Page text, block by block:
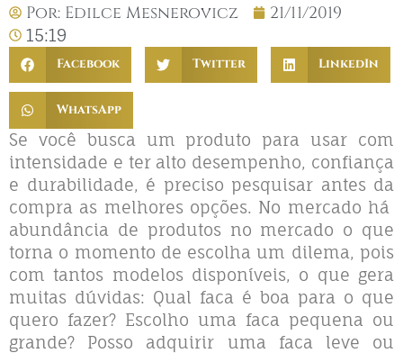
Por: Edilce Mesnerovicz 21/11/2019
15:19
Facebook Twitter LinkedIn
WhatsApp
Se você busca um produto para usar com
intensidade e ter alto desempenho, confiança
e durabilidade, é preciso pesquisar antes da
compra as melhores opções. No mercado há
abundância de produtos no mercado o que
torna o momento de escolha um dilema, pois
com tantos modelos disponíveis, o que gera
muitas dúvidas: Qual faca é boa para o que
quero fazer? Escolho uma faca pequena ou
grande? Posso adquirir uma faca leve ou